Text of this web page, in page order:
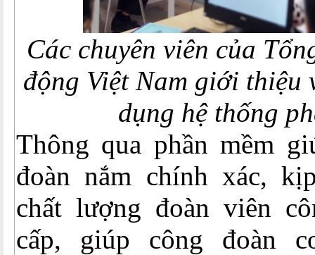
Các chuyên viên của
động Việt Nam giới thiệu
dụng hệ thống
Thông qua phần mềm
đoàn nắm chính xác,
chất lượng đoàn viên
cấp, giúp công đoàn